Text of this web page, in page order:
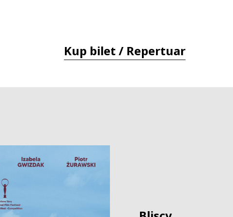
Kup bilet / Repertuar